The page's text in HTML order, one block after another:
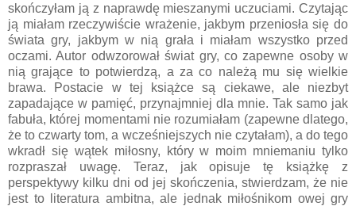
skończyłam ją z naprawdę mieszanymi uczuciami. Czytając
ją miałam rzeczywiście wrażenie, jakbym przeniosła się do
świata gry, jakbym w nią grała i miałam wszystko przed
oczami. Autor odwzorował świat gry, co zapewne osoby w
nią grające to potwierdzą, a za co należą mu się wielkie
brawa. Postacie w tej książce są ciekawe, ale niezbyt
zapadające w pamięć, przynajmniej dla mnie. Tak samo jak
fabuła, której momentami nie rozumiałam (zapewne dlatego,
że to czwarty tom, a wcześniejszych nie czytałam), a do tego
wkradł się wątek miłosny, który w moim mniemaniu tylko
rozpraszał uwagę. Teraz, jak opisuje tę książkę z
perspektywy kilku dni od jej skończenia, stwierdzam, że nie
jest to literatura ambitna, ale jednak miłośnikom owej gry